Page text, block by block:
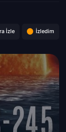
İzle İzledim